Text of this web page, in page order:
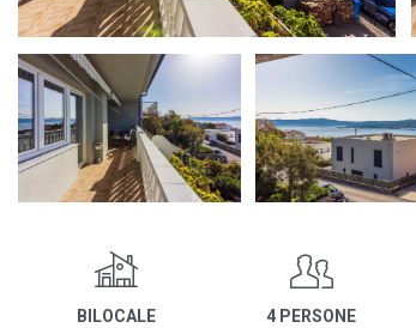
BILOCALE 4 PERSONE